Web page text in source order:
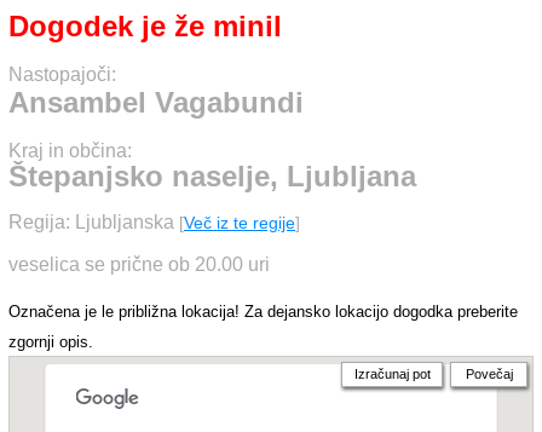
Dogodek je že minil
Nastopajoči:
Ansambel Vagabundi
Kraj in občina:
Štepanjsko naselje, Ljubljana
Regija: Ljubljanska [Več iz te regije]
veselica se prične ob 20.00 uri
Označena je le približna lokacija! Za dejansko lokacijo dogodka preberite
zgornji opis.
Izračunaj pot Povečaj